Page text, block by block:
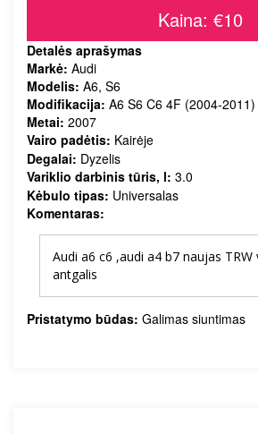
Kaina: €10
Detalės aprašymas
Markė: Audi
Modelis: A6, S6
Modifikacija: A6 S6 C6 4F (2004-2011)
Metai: 2007
Vairo padėtis: Kairėje
Degalai: Dyzelis
Variklio darbinis tūris, l: 3.0
Kėbulo tipas: Universalas
Komentaras:
Audi a6 c6 ,audi a4 b7 naujas
antgalis
Pristatymo būdas: Galimas siuntimas